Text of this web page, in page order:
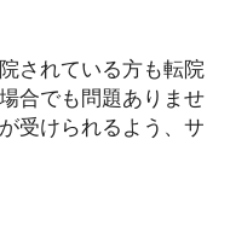
されている方も転院
合でも問題ありませ
受けられるよう、サ